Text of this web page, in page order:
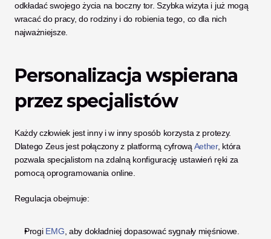
odkładać swojego życia na boczny tor. Szybka wizyta i już mogą
wracać do pracy, do rodziny i do robienia tego, co dla nich
najważniejsze.
Personalizacja wspierana
przez specjalistów
Każdy człowiek jest inny i w inny sposób korzysta z protezy.
Dlatego Zeus jest połączony z platformą cyfrową Aether, która
pozwala specjalistom na zdalną konfigurację ustawień ręki za
pomocą oprogramowania online.
Regulacja obejmuje:
Progi EMG , aby dokładniej dopasować sygnały mięśniowe.